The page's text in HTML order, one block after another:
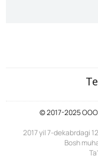
© 2017-2025 ООО
2017 yil 7-dekabrdagi
Bosh